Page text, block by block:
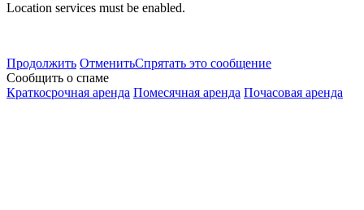
Location services must be enabled.
Продолжить ОтменитьСпрятать это сообщение
Сообщить о спаме
Краткосрочная аренда Помесячная аренда Почасовая аренда